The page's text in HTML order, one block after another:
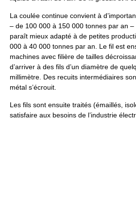
La coulée continue convient à
– de 100 000 à 150 000 tonnes par an
paraît mieux adapté à de petites
000 à 40 000 tonnes par an. Le fil est
machines avec filière de tailles
d’arriver à des fils d’un diamètre de
millimètre. Des recuits intermédiaires
métal s’écrouit.
Les fils sont ensuite traités (émaillés,
satisfaire aux besoins de l’industrie